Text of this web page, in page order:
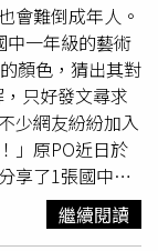
會難倒成年人。
中一年級的藝術
顏色，猜出其對
只好發文尋求
少網友紛紛加入
」原PO近日於
享了1張國中一
1個題目要求學
的卡通、漫畫人
繼續閱讀